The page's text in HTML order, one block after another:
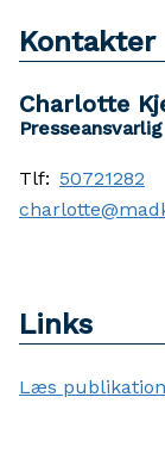
Kontakter
Charlotte
Presseansvarlig
Tlf: 50721282
Links
Læs